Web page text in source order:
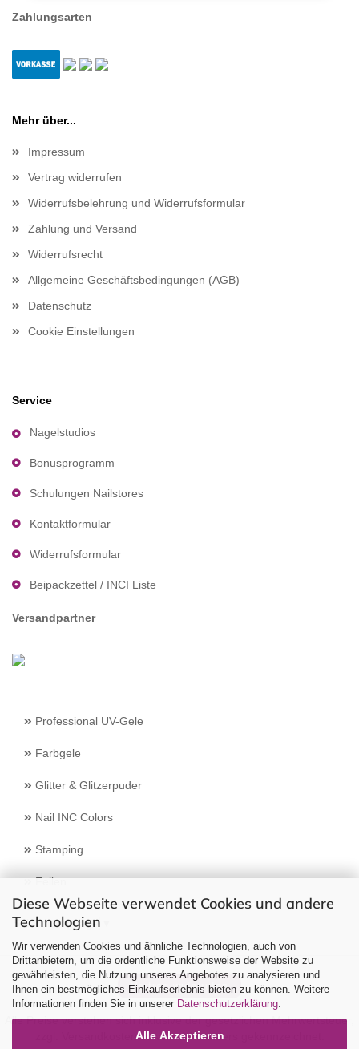
Diese Webseite verwendet Cookies und andere
Technologien
Wir verwenden Cookies und ähnliche Technologien, auch von
Drittanbietern, um die ordentliche Funktionsweise der Website zu
gewährleisten, die Nutzung unseres Angebotes zu analysieren und
Ihnen ein bestmögliches Einkaufserlebnis bieten zu können. Weitere
Informationen finden Sie in unserer Datenschutzerklärung
Alle Akzeptieren
Zahlungsarten
Mehr über...
Impressum
Vertrag widerrufen
Widerrufsbelehrung und Widerrufsformular
Zahlung und Versand
Widerrufsrecht
Allgemeine Geschäftsbedingungen (AGB)
Datenschutz
Cookie Einstellungen
Service
Nagelstudios
Bonusprogramm
Schulungen Nailstores
Kontaktformular
Widerrufsformular
Beipackzettel / INCI Liste
Versandpartner
Professional UV-Gele
Farbgele
Glitter & Glitzerpuder
Nail INC Colors
Stamping
Feilen
Select Language
Vertrag widerrufen
Alle Preise verstehen sich inklusive der gesetzlichen Mehrwertsteuer,
Versandkostensoweit nicht anders gekennzeichnet.